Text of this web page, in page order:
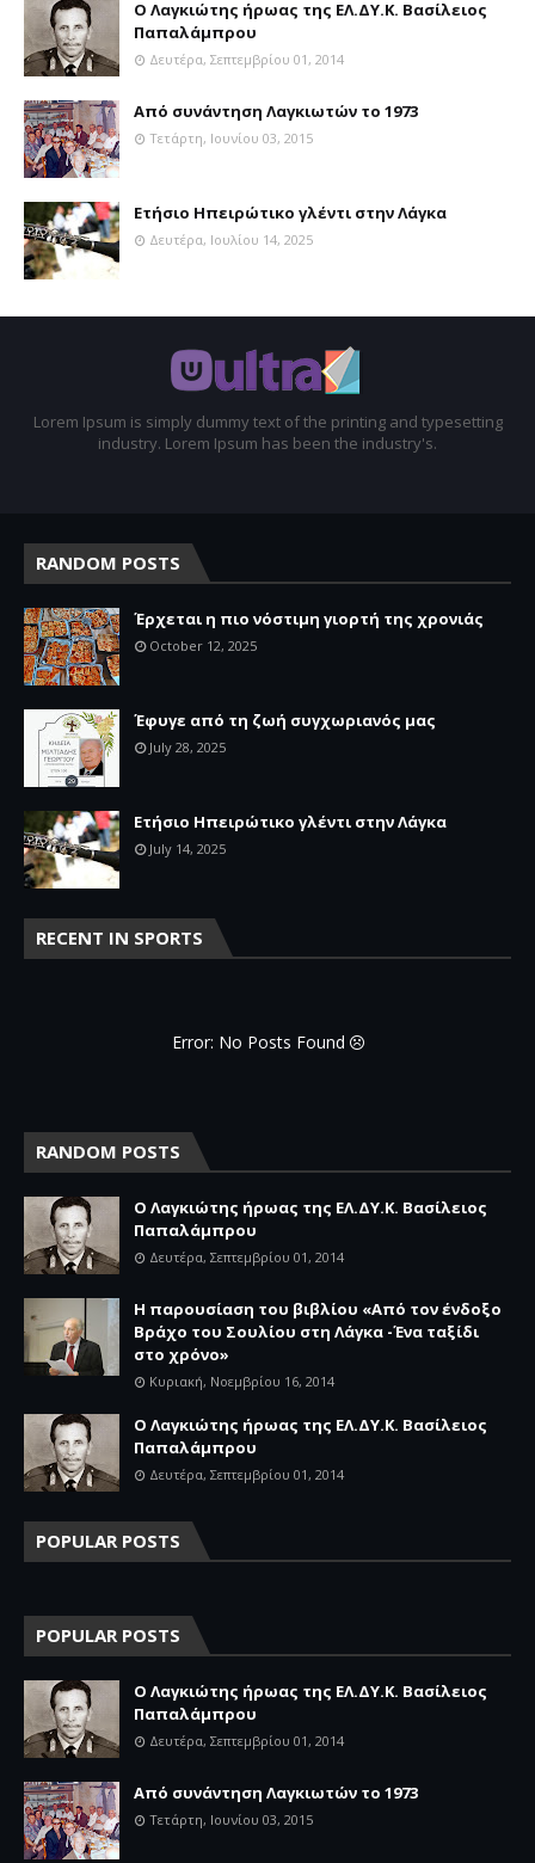
Ο Λαγκιώτης ήρωας της ΕΛ.ΔΥ.Κ. Βασίλειος
Παπαλάμπρου
Δευτέρα, Σεπτεμβρίου 01, 2014
Aπό συνάντηση Λαγκιωτών το 1973
Τετάρτη, Ιουνίου 03, 2015
Ετήσιο Ηπειρώτικο γλέντι στην Λάγκα
Δευτέρα, Ιουλίου 14, 2025
Lorem Ipsum is simply dummy text of the printing and typesetting
industry. Lorem Ipsum has been the industry's.
RANDOM POSTS
Έρχεται η πιο νόστιμη γιορτή της χρονιάς
October 12, 2025
Έφυγε από τη ζωή συγχωριανός μας
July 28, 2025
Ετήσιο Ηπειρώτικο γλέντι στην Λάγκα
July 14, 2025
RECENT IN SPORTS
Error: No Posts Found
RANDOM POSTS
Ο Λαγκιώτης ήρωας της ΕΛ.ΔΥ.Κ. Βασίλειος
Παπαλάμπρου
Δευτέρα, Σεπτεμβρίου 01, 2014
Η παρουσίαση του βιβλίου «Από τον ένδοξο
Βράχο του Σουλίου στη Λάγκα -Ένα ταξίδι
στο χρόνο»
Κυριακή, Νοεμβρίου 16, 2014
Ο Λαγκιώτης ήρωας της ΕΛ.ΔΥ.Κ. Βασίλειος
Παπαλάμπρου
Δευτέρα, Σεπτεμβρίου 01, 2014
POPULAR POSTS
POPULAR POSTS
Ο Λαγκιώτης ήρωας της ΕΛ.ΔΥ.Κ. Βασίλειος
Παπαλάμπρου
Δευτέρα, Σεπτεμβρίου 01, 2014
Aπό συνάντηση Λαγκιωτών το 1973
Τετάρτη, Ιουνίου 03, 2015